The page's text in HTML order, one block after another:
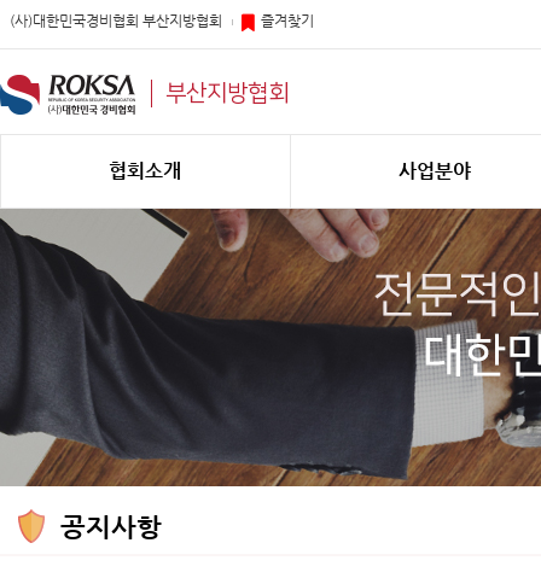
(사)대한민국경비협회 부산지방협회 즐겨찾기
부산지방협회
협회소개 사업분야
공지사항